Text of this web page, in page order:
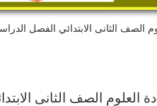
الثانى الابتدائي الفصل الدراسى
العلوم الصف الثانى